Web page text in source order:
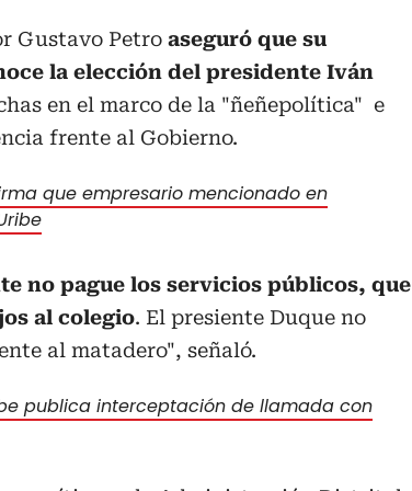
Gustavo Petro aseguró que su
la elección del presidente Iván
en el marco de la "ñeñepolítica" e
frente al Gobierno.
que empresario mencionado en
no pague los servicios públicos, que
al colegio. El presiente Duque no
al matadero", señaló.
publica interceptación de llamada con